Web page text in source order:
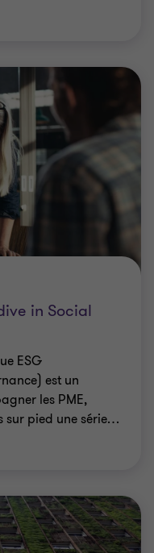
in Social
ESG
est un
les PME,
sur pied une série…